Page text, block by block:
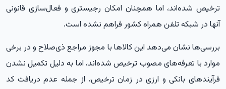
ترخیص شده‌اند، اما همچنان امکان رجیستری و فعال‌سازی قانونی
آنها در شبکه تلفن همراه کشور فراهم نشده است.
بررسی‌ها نشان می‌دهد این کالاها با مجوز مراجع ذی‌صلاح و در برخی
موارد با تعرفه‌های مصوب ترخیص شده‌اند، اما به دلیل تکمیل نشدن
فرآیندهای بانکی و ارزی در زمان ترخیص، از جمله عدم دریافت کد